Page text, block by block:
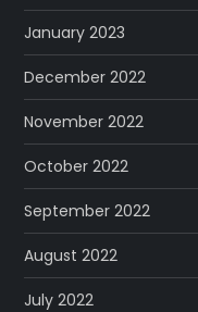
January 2023
December 2022
November 2022
October 2022
September 2022
August 2022
July 2022